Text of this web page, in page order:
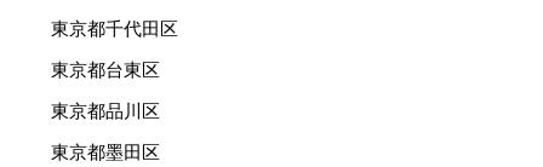
東京都千代田区
東京都台東区
東京都品川区
東京都墨田区